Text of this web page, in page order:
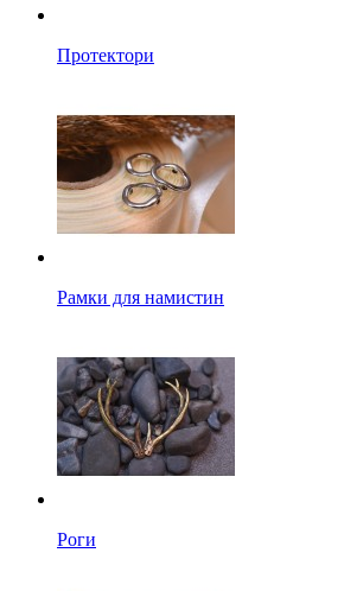
Протектори
Рамки для намистин
Роги